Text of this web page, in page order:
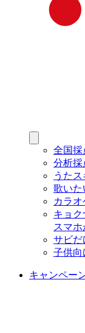
全国採
分析採
うた
歌いた
カラオ
キョク
スマ
サビだ
子供向
キャンペー